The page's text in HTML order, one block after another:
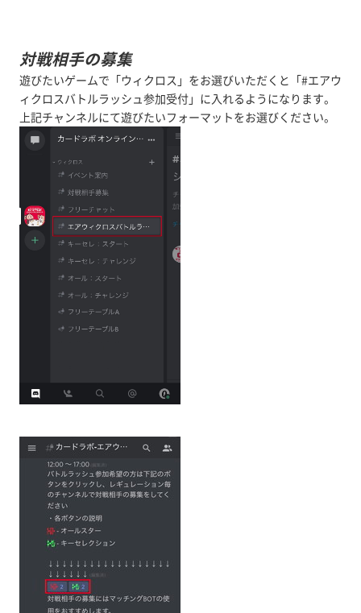
対戦相手の募集
遊びたいゲームで「ウィクロス」をお選びいただくと「#エアウ
ィクロスバトルラッシュ参加受付」に入れるようになります。
上記チャンネルにて遊びたいフォーマットをお選びください。